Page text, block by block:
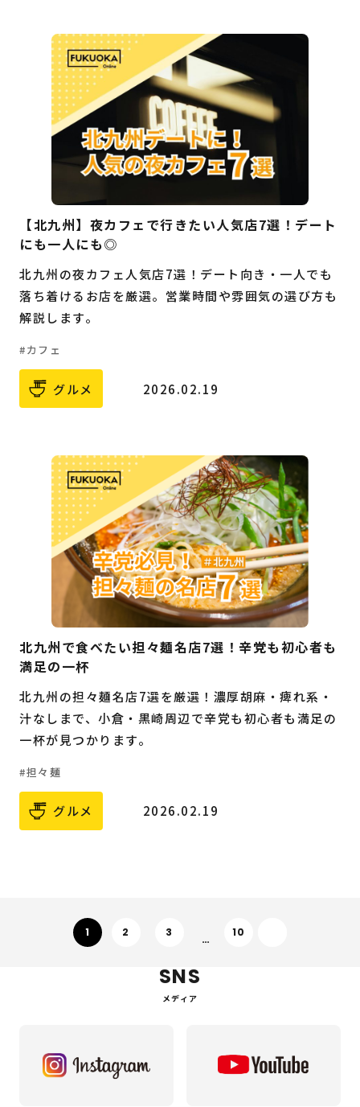
【北九州】夜カフェで行きたい人気店7選！デート
にも一人にも◎
北九州の夜カフェ人気店7選！デート向き・一人でも
落ち着けるお店を厳選。営業時間や雰囲気の選び方も
解説します。
カフェ
グルメ 2026.02.19
北九州で食べたい担々麺名店7選！辛党も初心者も
満足の一杯
北九州の担々麺名店7選を厳選！濃厚胡麻・痺れ系・
汁なしまで、小倉・黒崎周辺で辛党も初心者も満足の
一杯が見つかります。
担々麺
グルメ 2026.02.19
1 2 3
…
10
SNS
メディア